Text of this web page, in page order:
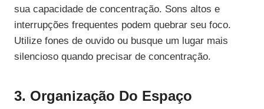
sua capacidade de concentração. Sons altos e
interrupções frequentes podem quebrar seu foco.
Utilize fones de ouvido ou busque um lugar mais
silencioso quando precisar de concentração.
3. Organização Do Espaço